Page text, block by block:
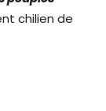
chilien de